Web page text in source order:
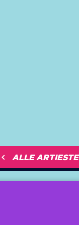
ALLE